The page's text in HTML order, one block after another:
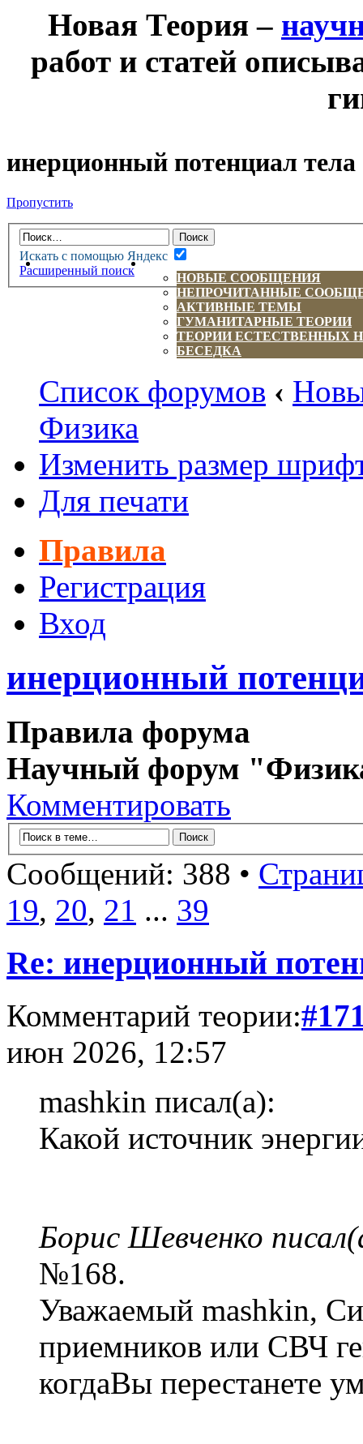
Новая Теория –
работ и статей
инерционный потенциал тела
Пропустить
Искать с помощью Яндекс
Расширенный поиск
НОВАЯ ТЕОРИЯФОРУМ
НОВЫЕ СООБЩЕНИЯ
НЕПРОЧИТАННЫЕ
АКТИВНЫЕ ТЕМЫ
ГУМАНИТАРНЫЕ ТЕОРИИ
ТЕОРИИ ЕСТЕСТВЕННЫХ
БЕСЕДКА
Список форумов ‹
Физика
Изменить размер
Для печати
Правила
Регистрация
Вход
инерционный
Правила форума
Научный форум
Комментировать
Сообщений: 388 •
19, 20, 21 ... 39
Re: инерционный
Комментарий теории:
июн 2026, 12:57
mashkin писал(а):
Какой источник
Борис Шевченко
№168.
Уважаемый mashkin,
приемников или СВЧ
когдаВы перестанете